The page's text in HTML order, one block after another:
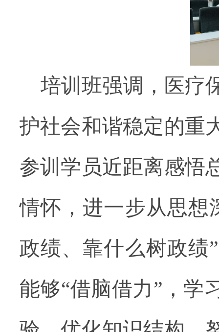
培训班强调， 医疗
护社会和谐稳定的重
参训学员近距离感悟
情怀，进一步从思想
政绩、靠什么树政绩
能够“借脑借力”，学